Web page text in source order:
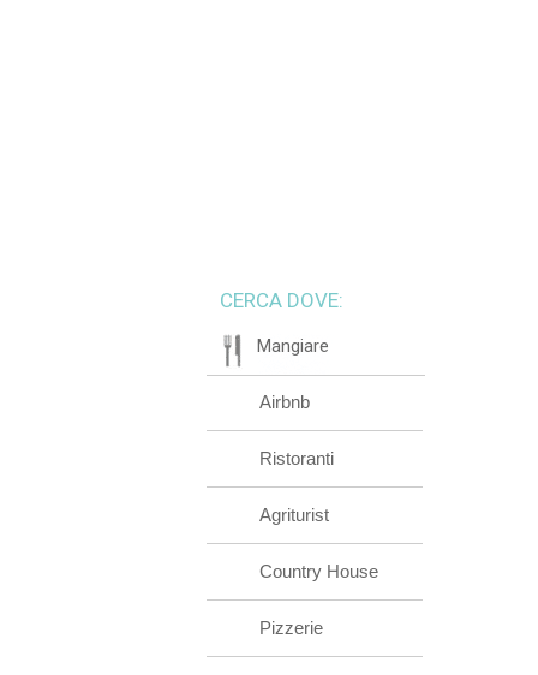
CERCA DOVE:
Mangiare
Airbnb
Ristoranti
Agriturist
Country House
Pizzerie